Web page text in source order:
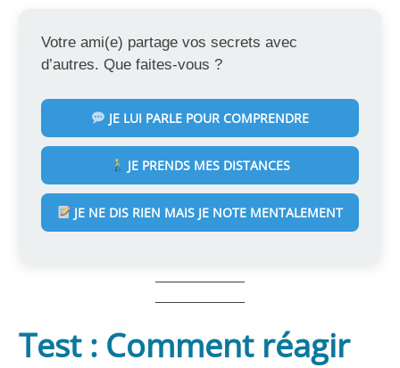
Votre ami(e) partage vos secrets avec
d’autres. Que faites-vous ?
JE LUI PARLE POUR COMPRENDRE
JE PRENDS MES DISTANCES
JE NE DIS RIEN MAIS JE NOTE MENTALEMENT
Test : Comment réagir